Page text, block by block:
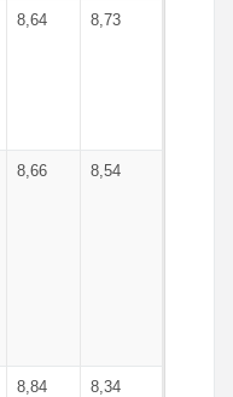
8,64 8,73
8,66 8,54
8,84 8,34